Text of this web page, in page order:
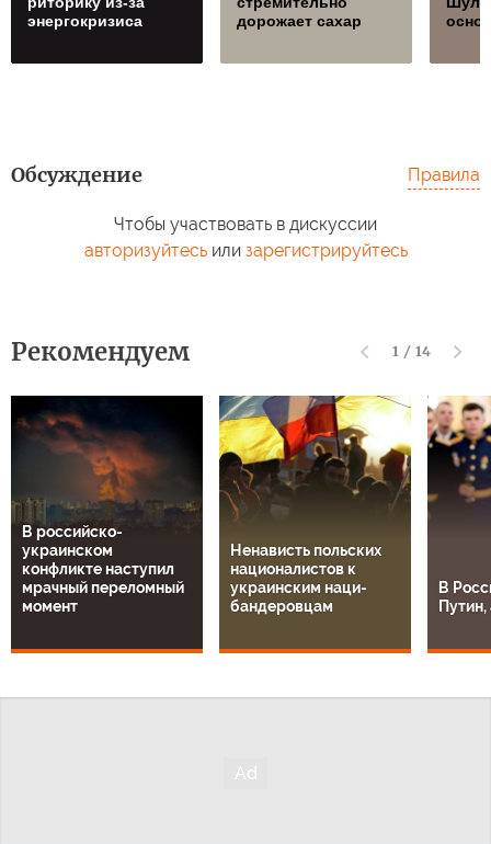
энергокризиса
дорожает сахар
Обсуждение Правила
Чтобы участвовать в дискуссии
авторизуйтесьили зарегистрируйтесь
Рекомендуем 1 / 14
В российско-
украинском
конфликте наступил
мрачный переломный
момент
Ненависть польских
националистов к
украинским наци-
бандеровцам
В